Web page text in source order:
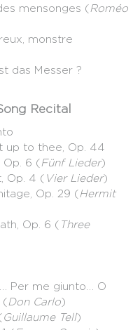
mensonges (Roméo
monstre
das Messer ?
Recital
up to thee, Op. 44
Op. 6 (Fünf Lieder)
Op. 4 ( Vier Lieder)
Op. 29 (Hermit
Op. 6 ( Three
Per me giunto… O
(Don Carlo)
Guillaume Tell)